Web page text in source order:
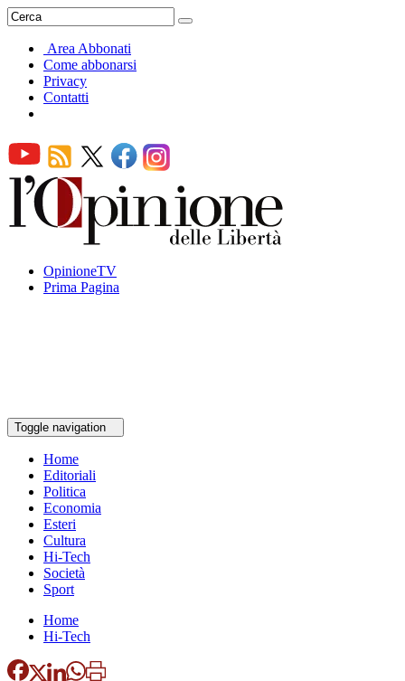
Area Abbonati
Come abbonarsi
Privacy
Contatti
OpinioneTV
Prima Pagina
Toggle navigation
Home
Editoriali
Politica
Economia
Esteri
Cultura
Hi-Tech
Società
Sport
Home
Hi-Tech